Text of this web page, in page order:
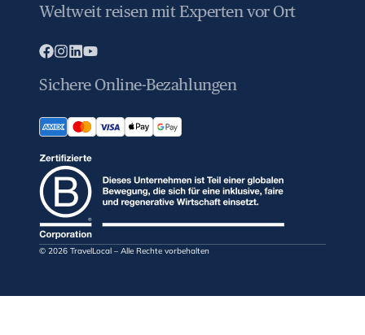
Weltweit reisen mit Experten vor Ort
Sichere Online-Bezahlungen
© 2026 TravelLocal – Alle Rechte vorbehalten